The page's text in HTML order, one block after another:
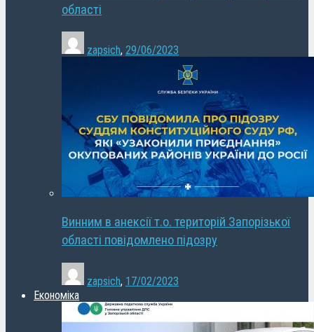
області
zapsich, 29/06/2023
Винним в анексії т.о. територій Запорізької
області повідомлено підозру
zapsich, 17/02/2023
Економіка